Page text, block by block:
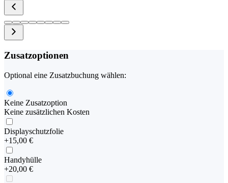
Zusatzoptionen
Optional eine Zusatzbuchung wählen:
Keine Zusatzoption
Keine zusätzlichen Kosten
Displayschutzfolie
+15,00 €
Handyhülle
+20,00 €